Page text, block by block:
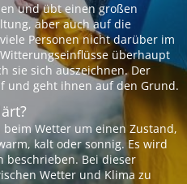
und übt einen großen
aber auch auf die
Personen nicht darüber im
überhaupt
sie sich auszeichnen. Der
und geht ihnen auf den Grund.
Wetter um einen Zustand,
kalt oder sonnig. Es wird
beschrieben. Bei dieser
Wetter und Klima zu